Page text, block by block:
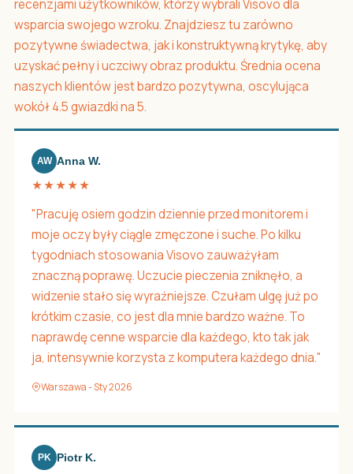
recenzjami użytkowników, którzy wybrali Visovo dla
wsparcia swojego wzroku. Znajdziesz tu zarówno
pozytywne świadectwa, jak i konstruktywną krytykę, aby
uzyskać pełny i uczciwy obraz produktu. Średnia ocena
naszych klientów jest bardzo pozytywna, oscylująca
wokół 4.5 gwiazdki na 5.
AW Anna W.
★★★★★
"Pracuję osiem godzin dziennie przed monitorem i
moje oczy były ciągle zmęczone i suche. Po kilku
tygodniach stosowania Visovo zauważyłam
znaczną poprawę. Uczucie pieczenia zniknęło, a
widzenie stało się wyraźniejsze. Czułam ulgę już po
krótkim czasie, co jest dla mnie bardzo ważne. To
naprawdę cenne wsparcie dla każdego, kto tak jak
ja, intensywnie korzysta z komputera każdego dnia."
Warszawa - Sty 2026
PK Piotr K.